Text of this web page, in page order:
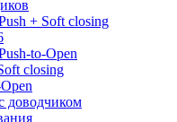
+ Soft closing
to-Open
closing
доводчиком